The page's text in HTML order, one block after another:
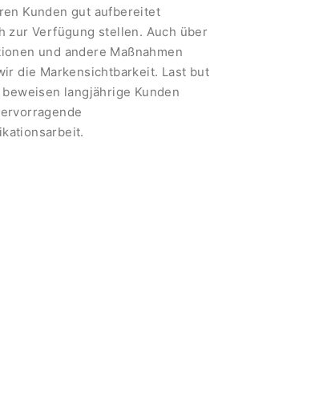
Kunden gut aufbereitet
zur Verfügung stellen. Auch über
und andere Maßnahmen
die Markensichtbarkeit. Last but
langjährige Kunden